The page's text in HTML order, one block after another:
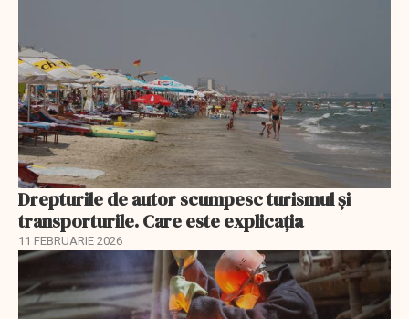
Drepturile de autor scumpesc turismul și
transporturile. Care este explicația
11 FEBRUARIE 2026